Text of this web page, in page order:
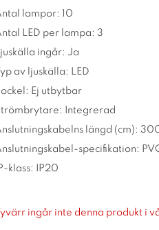
lampor: 10
LED per lampa: 3
ingår: Ja
Typ av ljuskälla: LED
Ej utbytbar
Integrerad
längd (cm):
specifikation:
IP-klass: IP20
Tyvärr ingår inte denna produkt i